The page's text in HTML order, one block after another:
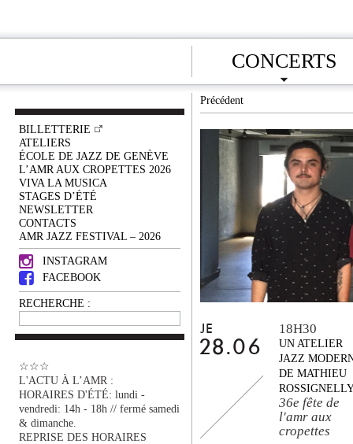
CONCERTS
BILLETTERIE
ATELIERS
ÉCOLE DE JAZZ DE GENÈVE
L’AMR AUX CROPETTES 2026
VIVA LA MUSICA
STAGES D’ÉTÉ
NEWSLETTER
CONTACTS
AMR JAZZ FESTIVAL – 2026
INSTAGRAM
FACEBOOK
RECHERCHE :
☆☆☆
L'ACTU À L’AMR :
HORAIRES D'ÉTÉ: lundi -
vendredi: 14h - 18h // fermé samedi
& dimanche.
REPRISE DES HORAIRES
Précédent
JE
28.06
18H30
UN ATELIER
JAZZ
DE MATHIEU
36e fête de
l'amr aux
cropettes